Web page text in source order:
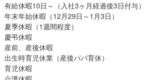
有給休暇10日～（入社3ヶ月経過後3日付与）
年末年始休暇（12月29日～1月3日）
夏季休暇（1週間程度）
慶弔休暇
産前、産後休暇
出生時育児休業（産後パパ育休）
育児休暇